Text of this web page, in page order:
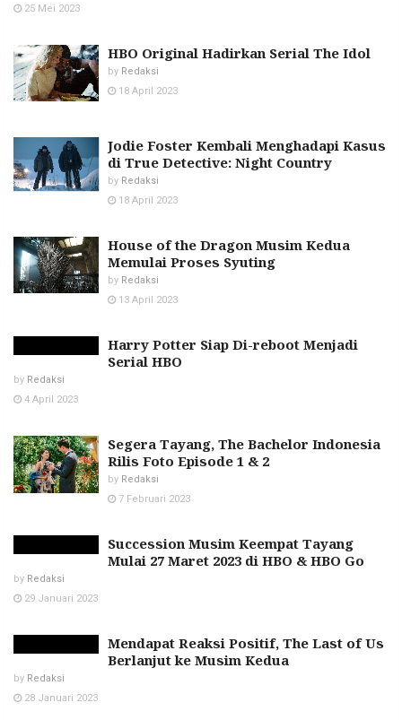
25 Mei 2023
HBO Original Hadirkan Serial The Idol
by Redaksi
18 April 2023
Jodie Foster Kembali Menghadapi Kasus
di True Detective: Night Country
by Redaksi
18 April 2023
House of the Dragon Musim Kedua
Memulai Proses Syuting
by Redaksi
13 April 2023
Harry Potter Siap Di-reboot Menjadi
Serial HBO
by Redaksi
4 April 2023
Segera Tayang, The Bachelor Indonesia
Rilis Foto Episode 1 & 2
by Redaksi
7 Februari 2023
Succession Musim Keempat Tayang
Mulai 27 Maret 2023 di HBO & HBO Go
by Redaksi
29 Januari 2023
Mendapat Reaksi Positif, The Last of Us
Berlanjut ke Musim Kedua
by Redaksi
28 Januari 2023